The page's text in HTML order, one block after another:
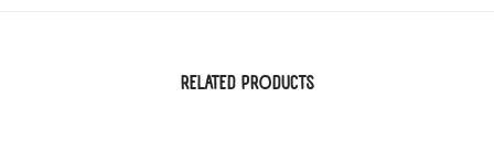
RELATED PRODUCTS